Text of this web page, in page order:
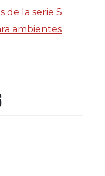
de la serie S
ambientes